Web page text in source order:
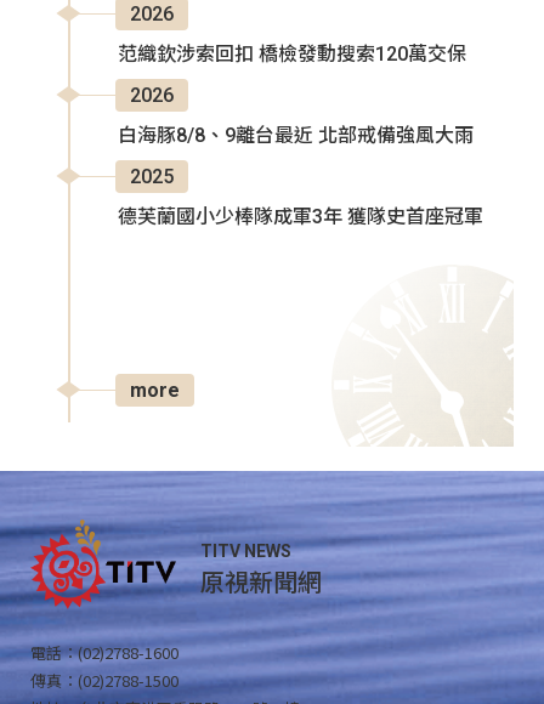
2026
范織欽涉索回扣 橋檢發動搜索120萬交保
2026
白海豚8/8、9離台最近 北部戒備強風大雨
2025
德芙蘭國小少棒隊成軍3年 獲隊史首座冠軍
more
TITV NEWS
原視新聞網
電話：(02)2788-1600
傳真：(02)2788-1500